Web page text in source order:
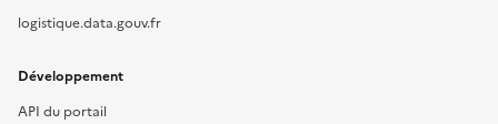
logistique.data.gouv.fr
Développement
API du portail